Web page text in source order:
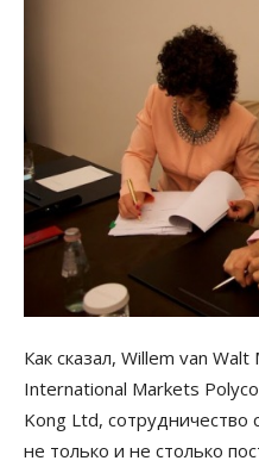
Как сказал, Willem van
International Markets
Kong Ltd, сотрудничество
не только и не столько